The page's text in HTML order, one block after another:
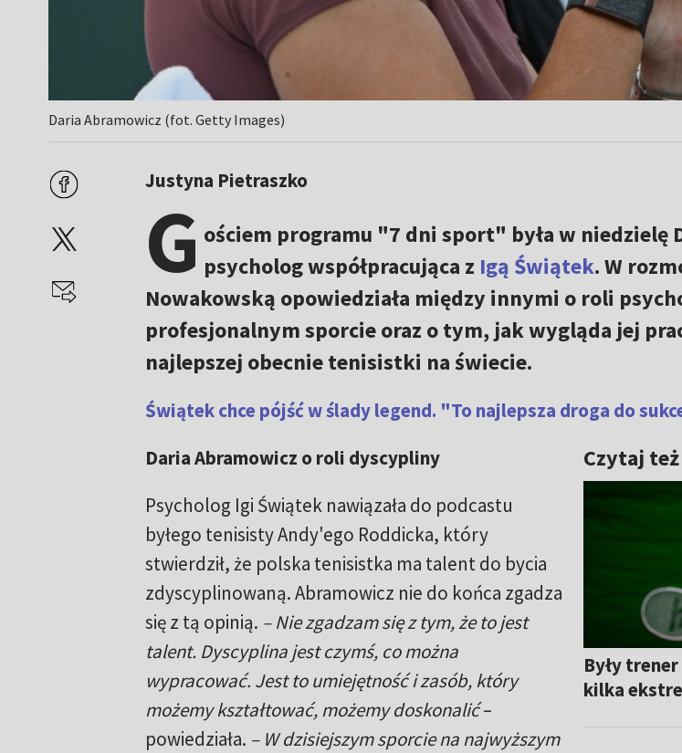
Daria Abramowicz (fot. Getty Images)
Justyna Pietraszko
G ościem programu "7 dni sport" była w niedzielę
psycholog współpracująca z Igą Świątek. W
Nowakowską opowiedziała między innymi o roli
profesjonalnym sporcie oraz o tym, jak wygląda jej
najlepszej obecnie tenisistki na świecie.
Świątek chce pójść w ślady legend. "To najlepsza droga do
Czytaj też
Były
kilka
Daria Abramowicz o roli dyscypliny
Psycholog Igi Świątek nawiązała do podcastu
byłego tenisisty Andy'ego Roddicka, który
stwierdził, że polska tenisistka ma talent do bycia
zdyscyplinowaną. Abramowicz nie do końca zgadza
się z tą opinią. – Nie zgadzam się z tym, że to jest
talent. Dyscyplina jest czymś, co można
wypracować. Jest to umiejętność i zasób, który
możemy kształtować, możemy doskonalić–
powiedziała. – W dzisiejszym sporcie na najwyższym